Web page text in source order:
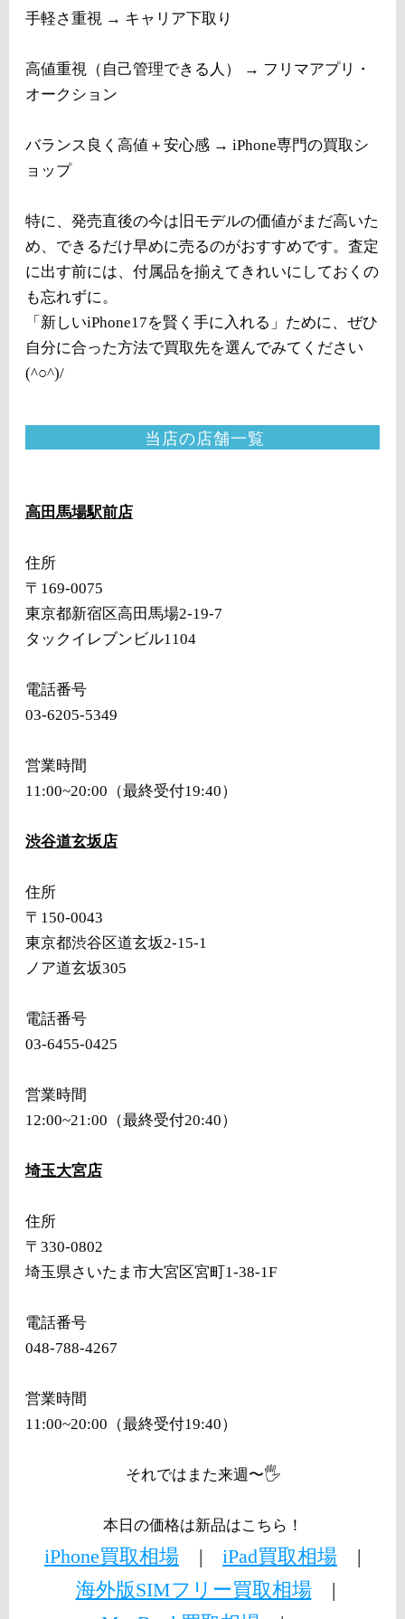
手軽さ重視 → キャリア下取り
高値重視（自己管理できる人） → フリマアプリ・
オークション
バランス良く高値＋安心感 → iPhone専門の買取シ
ョップ
特に、発売直後の今は旧モデルの価値がまだ高いた
め、できるだけ早めに売るのがおすすめです。査定
に出す前には、付属品を揃えてきれいにしておくの
も忘れずに。
「新しいiPhone17を賢く手に入れる」ために、ぜひ
自分に合った方法で買取先を選んでみてください
(^○^)/
当店の店舗一覧
高田馬場駅前店
住所
〒169-0075
東京都新宿区高田馬場2-19-7
タックイレブンビル1104
電話番号
03-6205-5349
営業時間
11:00~20:00（最終受付19:40）
渋谷道玄坂店
住所
〒150-0043
東京都渋谷区道玄坂2-15-1
ノア道玄坂305
電話番号
03-6455-0425
営業時間
12:00~21:00（最終受付20:40）
埼玉大宮店
住所
〒330-0802
埼玉県さいたま市大宮区宮町1-38-1F
電話番号
048-788-4267
営業時間
11:00~20:00（最終受付19:40）
それではまた来週〜🖐️
本日の価格は新品はこちら！
iPhone買取相場 | iPad買取相場 |
海外版SIMフリー買取相場|